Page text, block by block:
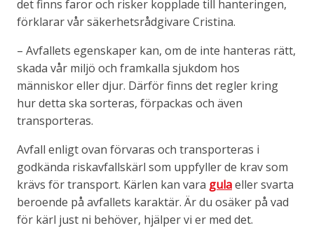
det finns faror och risker kopplade till hanteringen,
förklarar vår säkerhetsrådgivare Cristina.
– Avfallets egenskaper kan, om de inte hanteras rätt,
skada vår miljö och framkalla sjukdom hos
människor eller djur. Därför finns det regler kring
hur detta ska sorteras, förpackas och även
transporteras.
Avfall enligt ovan förvaras och transporteras i
godkända riskavfallskärl som uppfyller de krav som
krävs för transport. Kärlen kan vara gulaeller svarta
beroende på avfallets karaktär. Är du osäker på vad
för kärl just ni behöver, hjälper vi er med det.